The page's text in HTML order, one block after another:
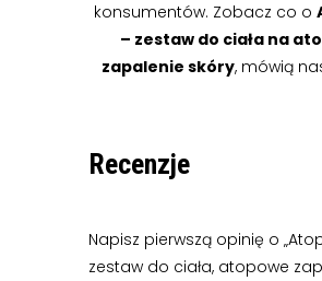
konsumentów. Zobacz co o
– zestaw do ciała na
zapalenie skóry, mówią
Recenzje
Napisz pierwszą opinię o
zestaw do ciała, atopowe